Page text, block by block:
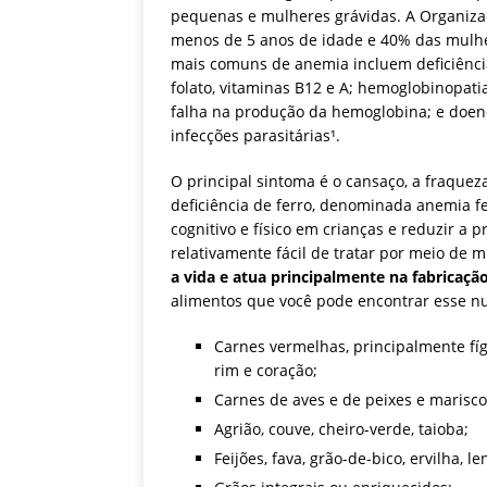
pequenas e mulheres grávidas. A
menos de 5 anos de idade e 40% das
mais comuns de anemia incluem
folato, vitaminas B12 e A;
falha na produção da hemoglobina; e
infecções parasitárias¹.
O principal sintoma é o cansaço, a
deficiência de ferro, denominada anemia
cognitivo e físico em crianças e reduzir a
relativamente fácil de tratar por meio de
a vida e atua principalmente na
alimentos que você pode encontrar esse
Carnes vermelhas, principalmente
rim e coração;
Carnes de aves e de peixes e
Agrião, couve, cheiro-verde, taioba;
Feijões, fava, grão-de-bico, ervilha,